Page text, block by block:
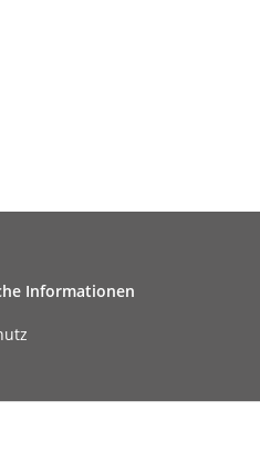
Informationen